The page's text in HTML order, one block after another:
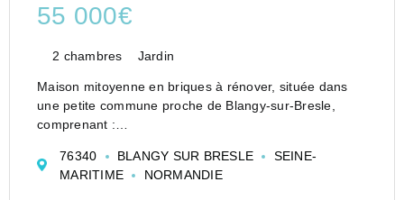
55 000€
2 chambres Jardin
Maison mitoyenne en briques à rénover, située dans
une petite commune proche de Blangy-sur-Bresle,
comprenant :
et wc.
- À l'étage : 2 chambres en enfilade.
76340 BLANGY SUR BRESLE
SEINE-
MARITIME
NORMANDIE